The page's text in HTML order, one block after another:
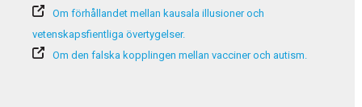
Om förhållandet mellan kausala illusioner och
vetenskapsfientliga övertygelser.
Om den falska kopplingen mellan vacciner och autism.